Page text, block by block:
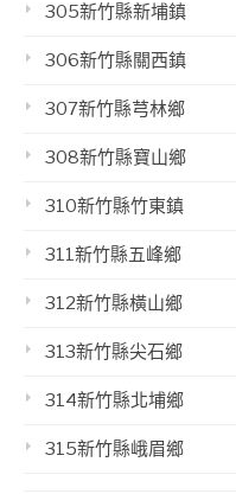
305新竹縣新埔鎮
306新竹縣關西鎮
307新竹縣芎林鄉
308新竹縣寶山鄉
310新竹縣竹東鎮
311新竹縣五峰鄉
312新竹縣橫山鄉
313新竹縣尖石鄉
314新竹縣北埔鄉
315新竹縣峨眉鄉